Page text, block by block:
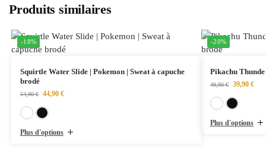
Produits similaires
-18%
Squirtle Water Slide | Pokemon | Sweat à capuche
brodé
54,90€ 44,90 €
Plus d'options
-20%
Pikachu
49,90€ 39,90 €
Plus d'options